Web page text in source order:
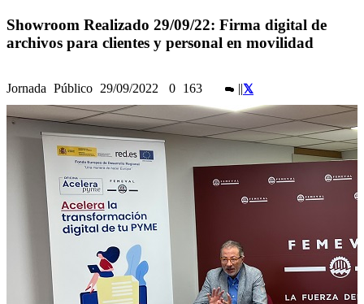
Showroom Realizado 29/09/22: Firma digital de
archivos para clientes y personal en movilidad
Jornada Público 29/09/2022 0 163 ||